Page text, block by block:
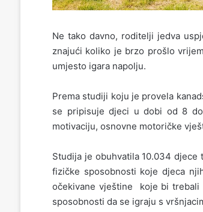
Ne tako davno, roditelji jedva
znajući koliko je brzo prošlo
umjesto igara napolju.
Prema studiji koju je provela
se pripisuje djeci u dobi od 8
motivaciju, osnovne motoričke
Studija je obuhvatila 10.034
fizičke sposobnosti koje djeca
očekivane vještine koje bi trebali
sposobnosti da se igraju s